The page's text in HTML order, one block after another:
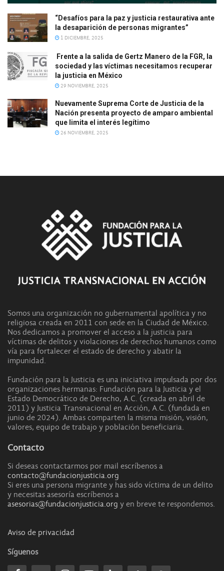
“Desafíos para la paz y justicia restaurativa ante
la desaparición de personas migrantes”
1 DICIEMBRE, 2025
Frente a la salida de Gertz Manero de la FGR, la
sociedad y las víctimas necesitamos recuperar
la justicia en México
29 NOVIEMBRE, 2025
Nuevamente Suprema Corte de Justicia de la
Nación presenta proyecto de amparo ambiental
que limita el interés legítimo
26 NOVIEMBRE, 2025
Somos una organización no gubernamental apolítica y no
religiosa creada en 2011 con sede en la Ciudad de México.
Nos dedicamos a promover el acceso a la justicia para
víctimas de delitos y violaciones de derechos humanos como
vía para fortalecer el estado de derecho y abatir la
impunidad.
Fundación para la Justicia es una iniciativa impulsada por dos
organizaciones hermanas: Fundación para la Justicia y el
Estado Democrático de Derecho, A.C. (creada en abril de
2011) y Justicia Transnacional en Acción, A.C. (fundada en
junio de 2024). Ambas comparten la misma misión, visión,
valores, equipo de trabajo y población beneficiaria.
Contacto
Si deseas contactarmos por mail escríbenos a
contacto@fundacionjusticia.org
Si eres una persona migrante y has sido víctima de un delito
y necesitas asesoría escríbenos a
asesorias@fundacionjusticia.org y en breve te respondemos.
Aviso de privacidad
Síguenos